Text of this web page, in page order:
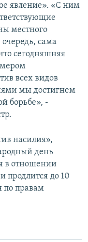
явление». «С ним
местного
сама
сегодняшняя
всех видов
мы достигнем
борьбе», -
насилия»,
день
в отношении
продлится до 10
по правам